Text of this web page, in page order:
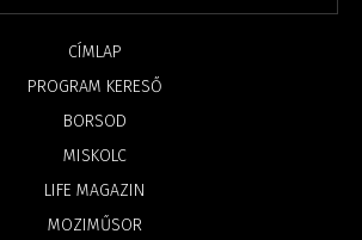
CÍMLAP
PROGRAM KERESŐ
BORSOD
MISKOLC
LIFE MAGAZIN
MOZIMŰSOR